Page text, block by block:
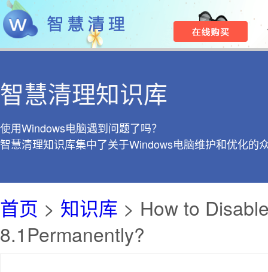
智慧清理知识库
使用Windows电脑遇到问题了吗？
智慧清理知识库集中了关于Windows电脑维护和优化的
首页 > 知识库 > How to
8.1Permanently?